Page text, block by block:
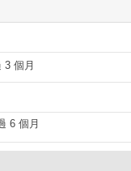
3 個月
6 個月